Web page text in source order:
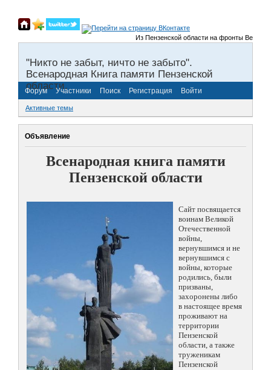
Из Пензенской области на фронты Великой
"Никто не забыт, ничто не забыто".
Всенародная Книга памяти Пензенской
области.
Форум Участники Поиск Регистрация Войти
Активные темы
Объявление
Всенародная книга памяти
Пензенской области
Сайт посвящается
воинам Великой
Отечественной
войны,
вернувшимся и не
вернувшимся с
войны, которые
родились, были
призваны,
захоронены либо
в настоящее время
проживают на
территории
Пензенской
области, а также
труженикам
Пензенской